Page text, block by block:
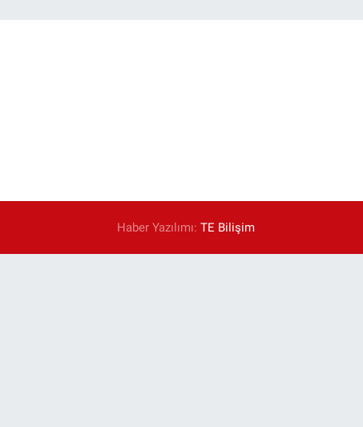
Haber Yazılımı:TE Bilişim